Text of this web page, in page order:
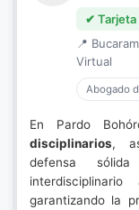
✔ Tarjeta
📍
Virtual
Abogado
En Pardo
disciplinarios,
defensa
garantizando la